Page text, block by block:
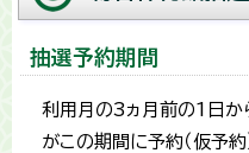
抽選予約期間
利用月の3ヵ月前の1日か
がこの期間に予約（仮予